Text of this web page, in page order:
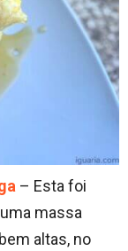
– Esta foi
massa
altas, no